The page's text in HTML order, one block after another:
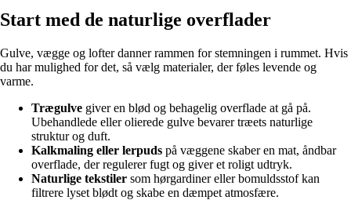
Start med de naturlige overflader
Gulve, vægge og lofter danner rammen for stemningen i rummet. Hvis
du har mulighed for det, så vælg materialer, der føles levende og
varme.
Trægulve giver en blød og behagelig overflade at gå på.
Ubehandlede eller olierede gulve bevarer træets naturlige
struktur og duft.
Kalkmaling eller lerpuds på væggene skaber en mat, åndbar
overflade, der regulerer fugt og giver et roligt udtryk.
Naturlige tekstiler som hørgardiner eller bomuldsstof kan
filtrere lyset blødt og skabe en dæmpet atmosfære.